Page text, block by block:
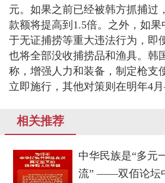
元。如果之前已经被韩方抓捕过
款额将提高到1.5倍。之外，如
于无证捕捞等重大违法行为，即
也将全部没收捕捞品和渔具。韩
称，增强人力和装备，制定枪支
立即施行，其他对策则在明年4
相关推荐
中华民族是“多元
流” ——双佰论坛